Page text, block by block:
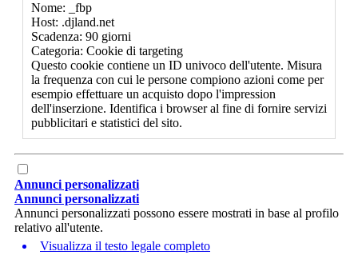
Nome: _fbp
Host: .djland.net
Scadenza: 90 giorni
Categoria: Cookie di targeting
Questo cookie contiene un ID univoco dell'utente. Misura
la frequenza con cui le persone compiono azioni come per
esempio effettuare un acquisto dopo l'impression
dell'inserzione. Identifica i browser al fine di fornire servizi
pubblicitari e statistici del sito.
Annunci personalizzati
Annunci personalizzati
Annunci personalizzati possono essere mostrati in base al profilo
relativo all'utente.
Visualizza il testo legale completo